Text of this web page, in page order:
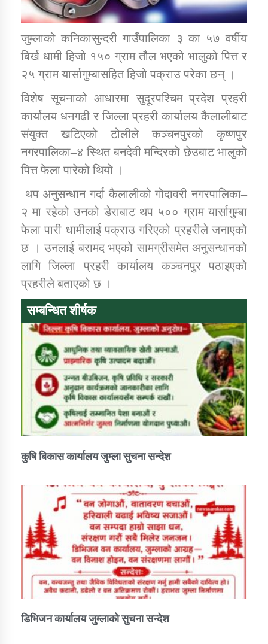
कर्णाली प्रविधि शिक्षालय जुम्लाको सुचना
सामाजिक बिकास कार्यालय जुम्लाकाे सुचना
कार्यक्रम कार्यान्वयन एकाई जुम्लाको सुचना
कर्णाली प्राविधि शिक्षालय जुम्लाको सुचना
तातोपानी गाउँपालिकाको न्यायिक समिति सम्बन्धी सन्देश
सम्बन्धी सूचना सन्देश
तातोपानी गाउँपालिका जुम्लाको महिनावारी सम्बन्धिकाे
सन्देश
तातोपानी गाउँपालिका जुम्लाको बालविवाह सन्देश
तातोपानी गाउँपालिका जुम्लाको सूचना
जुम्लाको कनिकासुन्दरी गाउँपालिका–३ का ५७ वर्षीय
बिर्ख धामी हिजो १५० ग्राम तौल भएको भालुको पित्त र
२५ ग्राम यार्सागुम्बासहित हिजो पक्राउ परेका छन् ।
विशेष सूचनाको आधारमा सुदूरपश्चिम प्रदेश प्रहरी
कार्यालय धनगढी र जिल्ला प्रहरी कार्यालय कैलालीबाट
संयुक्त खटिएको टोलीले कञ्चनपुरको कृष्णपुर
नगरपालिका–४ स्थित बनदेवी मन्दिरको छेउबाट भालुको
पित्त फेला पारेको थियो ।
थप अनुसन्धान गर्दा कैलालीको गोदावरी नगरपालिका–
२ मा रहेको उनको डेराबाट थप ५०० ग्राम यार्सागुम्बा
फेला पारी धामीलाई पक्राउ गरिएको प्रहरीले जनाएको
छ । उनलाई बरामद भएको सामग्रीसमेत अनुसन्धानको
लागि जिल्ला प्रहरी कार्यालय कञ्चनपुर पठाइएको
प्रहरीले बताएको छ ।
सम्बन्धित शीर्षक
कुषि बिकास कार्यालय जुम्ला सुचना सन्देश
डिभिजन कार्यालय जुम्लाको सुचना सन्देश